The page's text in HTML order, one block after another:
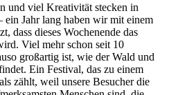
und viel Kreativität stecken in
ein Jahr lang haben wir mit einem
dass dieses Wochenende das
Viel mehr schon seit 10
großartig ist, wie der Wald und
Ein Festival, das zu einem
zählt, weil unsere Besucher die